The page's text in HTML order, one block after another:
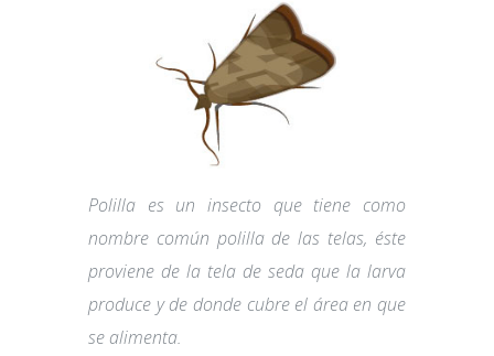
Polilla es un insecto que tiene como
nombre común polilla de las telas, éste
proviene de la tela de seda que la larva
produce y de donde cubre el área en que
se alimenta.